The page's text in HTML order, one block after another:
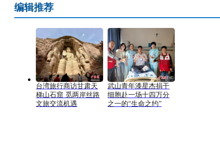
编辑推荐
台湾旅行商访甘肃天
梯山石窟 觅两岸丝路
文旅交流机遇
武山青年漆星杰捐干
细胞赴一场十四万分
之一的“生命之约”